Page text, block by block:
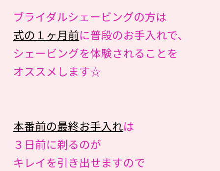
ブライダルシェービングの方は
式の１ヶ月前に普段のお手入れで、
シェービングを体験されることを
オススメします☆
本番前の最終お手入れは
３日前に剃るのが
キレイを引き出せますので